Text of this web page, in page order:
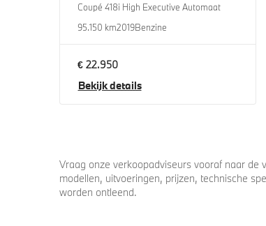
Coupé 418i High Executive Automaat
95.150 km2019Benzine
€ 22.950
Bekijk details
Vraag onze verkoopadviseurs vooraf naar
modellen, uitvoeringen, prijzen, technische
worden ontleend.